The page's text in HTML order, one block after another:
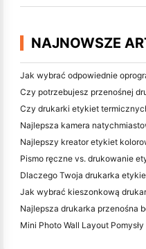
NAJNOWSZE
Dlaczego Twoja drukarka